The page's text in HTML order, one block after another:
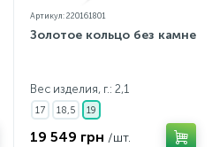
Артикул: 220161801
Золотое кольцо без камней
Вес изделия, г.: 2,1
17 18,5 19
19 549 грн /шт.